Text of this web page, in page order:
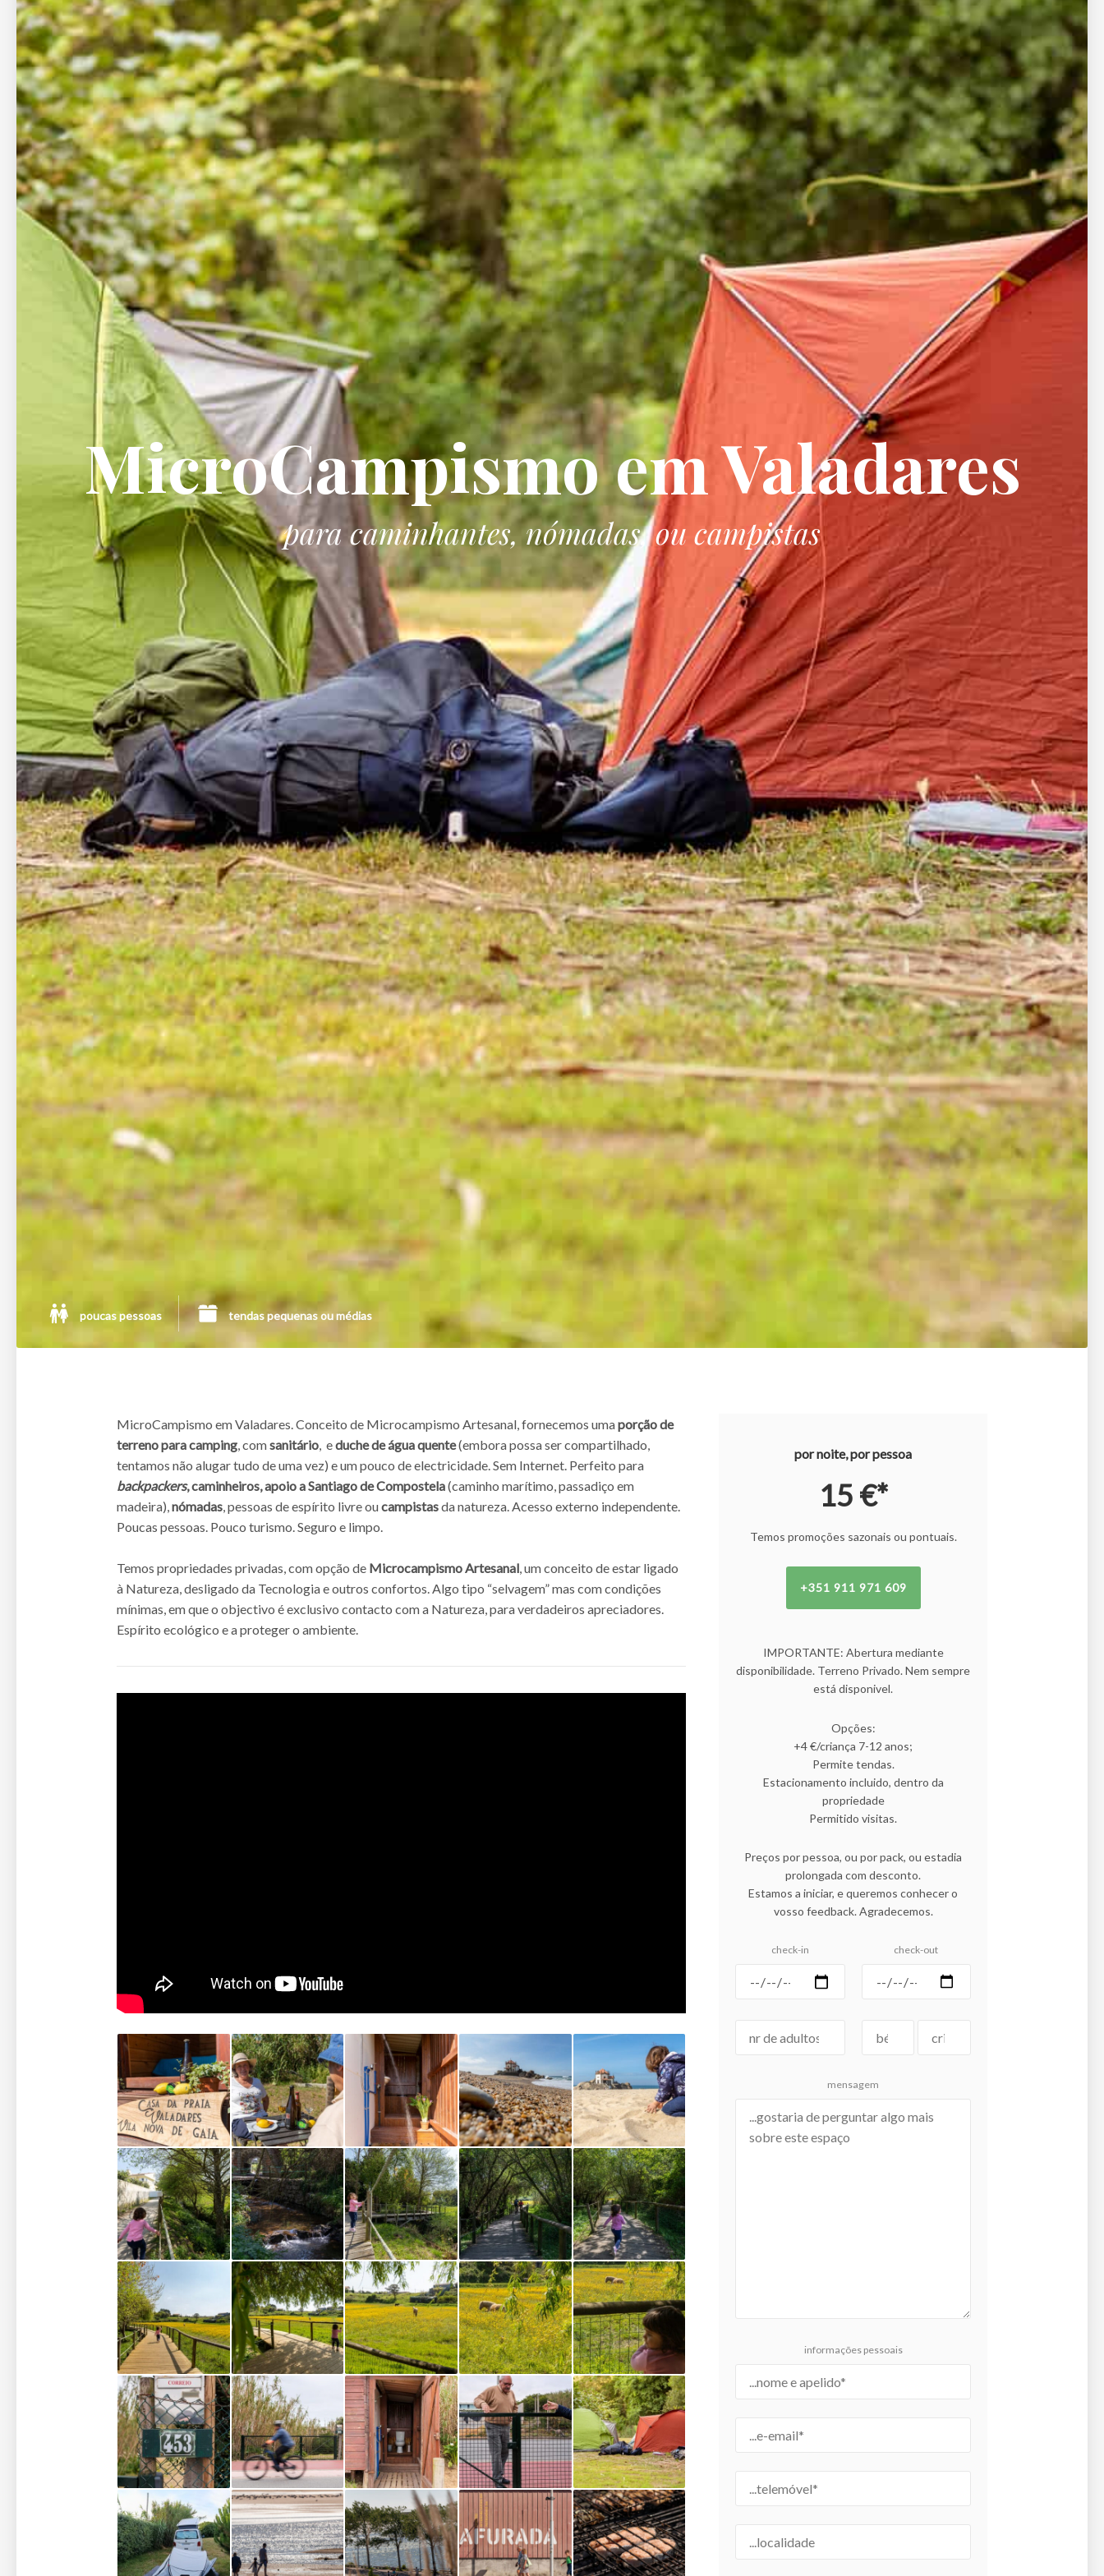
MicroCampismo em Valadares
para caminhantes, nómadas, ou campistas
poucas pessoas tendas pequenas ou médias
MicroCampismo em Valadares. Conceito de Microcampismo Artesanal, fornecemos umaporção de
terreno para camping , comsanitário , eduche de água quente(embora possa ser compartilhado,
tentamos não alugar tudo de uma vez) e um pouco de electricidade. Sem Internet. Perfeito para
backpackers, caminheiros, apoio a Santiago de Compostela(caminho marítimo, passadiço em
madeira), nómadas , pessoas de espírito livre oucampistasda natureza. Acesso externo independente.
Poucas pessoas. Pouco turismo. Seguro e limpo.
Temos propriedades privadas, com opção de Microcampismo Artesanal, um conceito de estar ligado
à Natureza, desligado da Tecnologia e outros confortos. Algo tipo “selvagem” mas com condições
mínimas, em que o objectivo é exclusivo contacto com a Natureza, para verdadeiros apreciadores.
Espírito ecológico e a proteger o ambiente.
por noite, por pessoa
15 €*
Temos promoções sazonais ou pontuais.
+351 911 971 609
IMPORTANTE: Abertura mediante
disponibilidade. Terreno Privado. Nem sempre
está disponivel.
Opções:
+4 €/criança 7-12 anos;
Permite tendas.
Estacionamento incluido, dentro da
propriedade
Permitido visitas.
Preços por pessoa, ou por pack, ou estadia
prolongada com desconto.
Estamos a iniciar, e queremos conhecer o
vosso feedback. Agradecemos.
check-in check-out
mensagem
informações pessoais